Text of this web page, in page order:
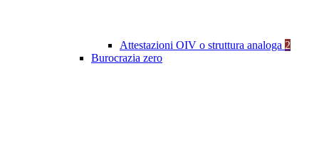
Attestazioni OIV o struttura analoga 2
Burocrazia zero